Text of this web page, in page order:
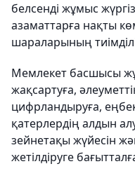
белсенді жұмыс
азаматтарға нақты
шараларының
Мемлекет басшысы
жақсартуға,
цифрландыруға,
қатерлердің алдын
зейнетақы жүйесін
жетілдіруге